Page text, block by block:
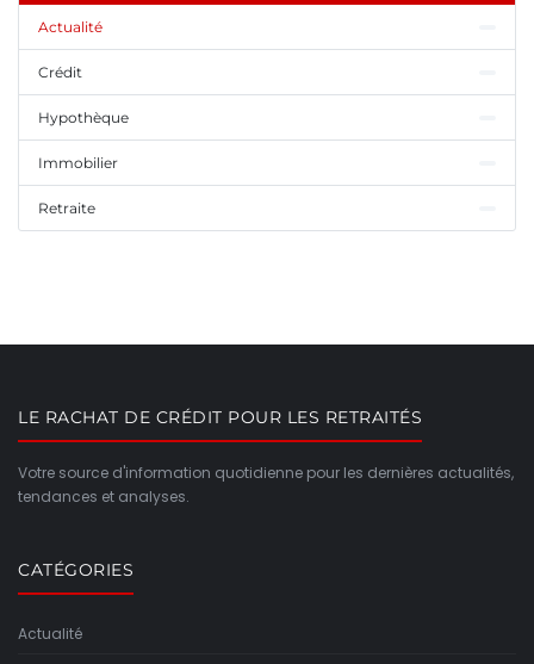
Actualité
Crédit
Hypothèque
Immobilier
Retraite
LE RACHAT DE CRÉDIT POUR LES RETRAITÉS
Votre source d'information quotidienne pour les dernières actualités,
tendances et analyses.
CATÉGORIES
Actualité